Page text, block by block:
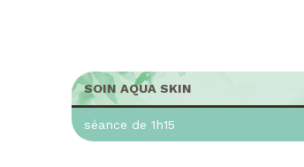
SOIN AQUA SKIN
séance de 1h15